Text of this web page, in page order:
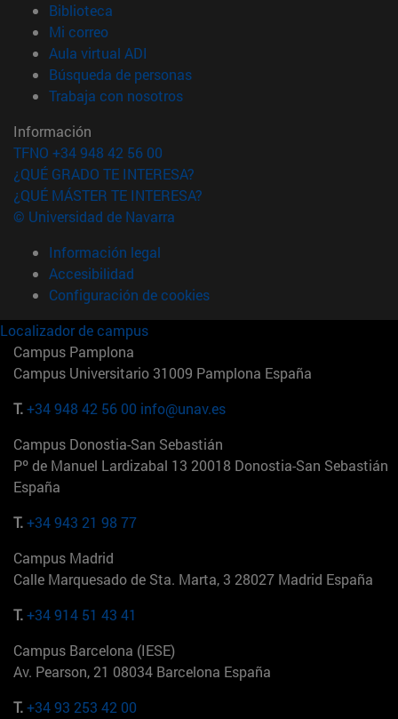
Biblioteca
Mi correo(abre en nueva ventana)
Aula virtual ADI
Búsqueda de personas(abre en nueva ventana)
Trabaja con nosotros(abre en nueva ventana)
Información
TFNO +34 948 42 56 00
¿QUÉ GRADO TE INTERESA?
¿QUÉ MÁSTER TE INTERESA?
© Universidad de Navarra
Información legal
Accesibilidad
Configuración de cookies
Localizador de campus
Campus Pamplona
Campus Universitario 31009 Pamplona España
T.+34 948 42 56 00 info@unav.es
Campus Donostia-San Sebastián
Pº de Manuel Lardizabal 13 20018 Donostia-San Sebastián
España
T.+34 943 21 98 77
Campus Madrid
Calle Marquesado de Sta. Marta, 3 28027 Madrid España
T.+34 914 51 43 41
Campus Barcelona (IESE)
Av. Pearson, 21 08034 Barcelona España
T.+34 93 253 42 00